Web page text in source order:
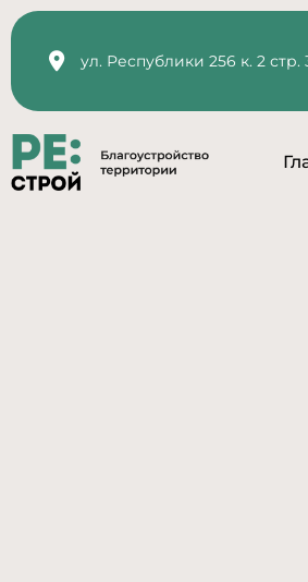
ул. Республики 256 к. 2 стр.